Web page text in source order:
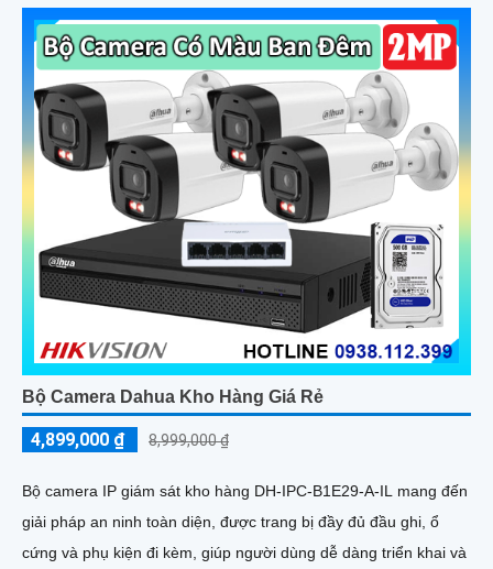
hơn
Bộ Camera Dahua Kho Hàng Giá Rẻ
4,899,000 ₫ 8,999,000 ₫
Bộ camera IP giám sát kho hàng DH-IPC-B1E29-A-IL mang đến
giải pháp an ninh toàn diện, được trang bị đầy đủ đầu ghi, ổ
cứng và phụ kiện đi kèm, giúp người dùng dễ dàng triển khai và